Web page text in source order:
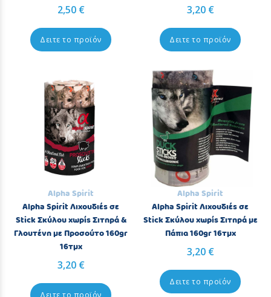
2,50 €
Δειτε το προϊόν
3,20 €
Δειτε το προϊόν
Alpha Spirit
Alpha Spirit Λιχουδιές σε
Stick Σκύλου χωρίς Σιτηρά &
Γλουτένη με Προσούτο 160gr
16τμχ
3,20 €
Δειτε το προϊόν
Alpha Spirit
Alpha Spirit Λιχουδιές σε
Stick Σκύλου χωρίς Σιτηρά με
Πάπια 160gr 16τμχ
3,20 €
Δειτε το προϊόν